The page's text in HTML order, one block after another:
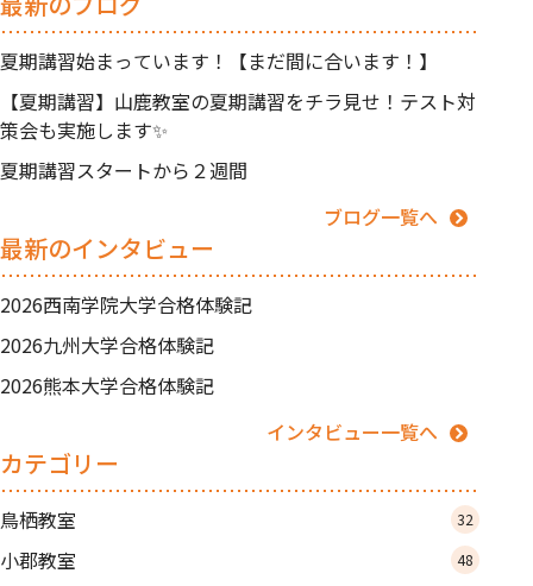
夏期講習始まっています！【まだ間に合います！】
【夏期講習】山鹿教室の夏期講習をチラ見せ！テスト対
策会も実施します✨
夏期講習スタートから２週間
ブログ一覧へ
最新のインタビュー
2026西南学院大学合格体験記
2026九州大学合格体験記
2026熊本大学合格体験記
インタビュー一覧へ
カテゴリー
鳥栖教室 32
小郡教室 48